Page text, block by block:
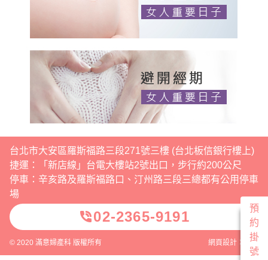
台北市大安區羅斯福路三段271號三樓 (台北板信銀行樓上)
捷運：「新店線」台電大樓站2號出口，步行約200公尺
停車：辛亥路及羅斯福路口、汀州路三段三總都有公用停車
場
phone_in_talk02-2365-9191
© 2020 滿意婦產科 版權所有 網頁設計：威普
預
約
掛
號